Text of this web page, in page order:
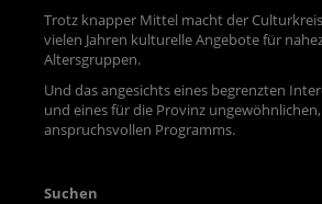
Trotz knapper Mittel macht der
vielen Jahren kulturelle Angebote für
Altersgruppen.
Und das angesichts eines begrenzten
und eines für die Provinz
anspruchsvollen Programms.
Suchen